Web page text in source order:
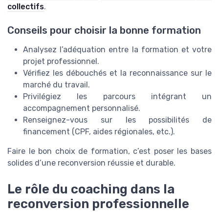
collectifs.
Conseils pour choisir la bonne formation
Analysez l’adéquation entre la formation et votre
projet professionnel.
Vérifiez les débouchés et la reconnaissance sur le
marché du travail.
Privilégiez les parcours intégrant un
accompagnement personnalisé.
Renseignez-vous sur les possibilités de
financement (CPF, aides régionales, etc.).
Faire le bon choix de formation, c’est poser les bases
solides d’une reconversion réussie et durable.
Le rôle du coaching dans la
reconversion professionnelle